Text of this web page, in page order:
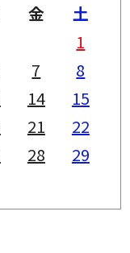
金
土
1
7
8
14
15
21
22
28
29